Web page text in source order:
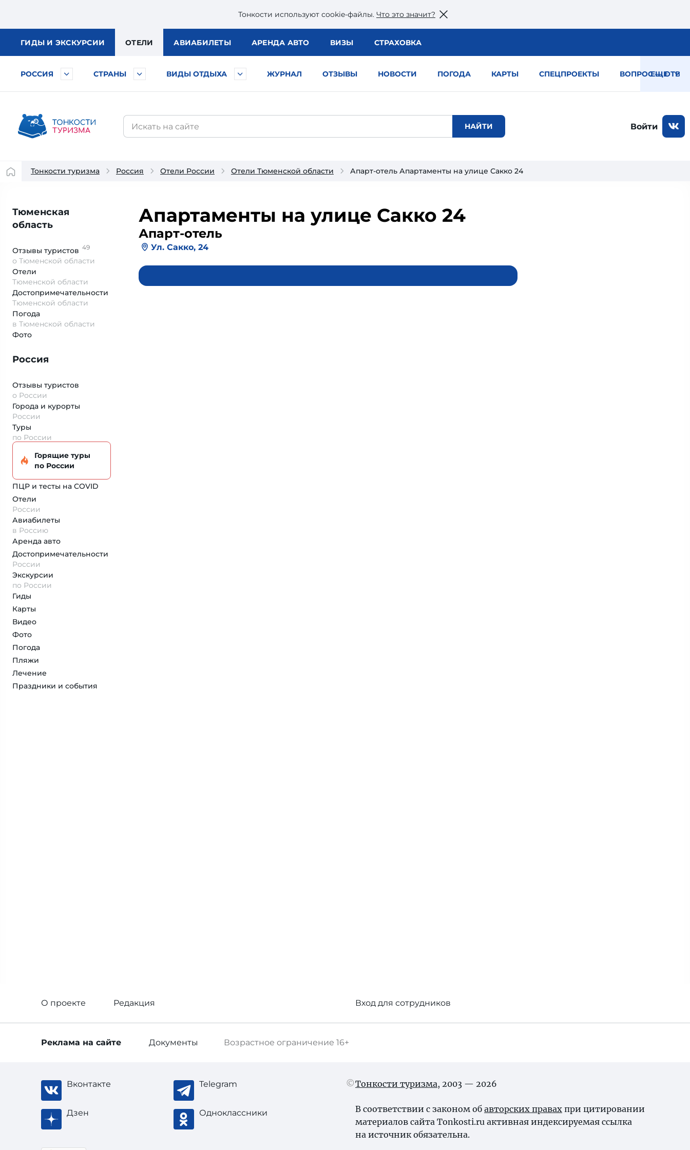
Тонкости используют сookie-файлы. Что это значит?
ГИДЫ И ЭКСКУРСИИ ОТЕЛИ АВИАБИЛЕТЫ АРЕНДА АВТО ВИЗЫ СТРАХОВКА
РОССИЯ СТРАНЫ ВИДЫ ОТДЫХА ЖУРНАЛ ОТЗЫВЫ НОВОСТИ ПОГОДА КАРТЫ СПЕЦПРОЕКТЫ ВОПРОС — ОТВЕТ
ЕЩЕ
Войти
Тонкости туризма Россия Отели России Отели Тюменской области Апарт-отель Апартаменты на улице Сакко 24
Тюменская
область
Отзывы туристов 49
о Тюменской области
Отели
Тюменской области
Достопримеча­тельности
Тюменской области
Погода
в Тюменской области
Фото
Россия
Отзывы туристов
о России
Города и курорты
России
Туры
по России
Горящие туры
по России
ПЦР и тесты на COVID
Отели
России
Авиабилеты
в Россию
Аренда авто
Достопримеча­тельности
России
Экскурсии
по России
Гиды
Карты
Видео
Фото
Погода
Пляжи
Лечение
Праздники и события
Апартаменты на улице Сакко 24
Апарт-отель
Ул. Сакко, 24
О проекте Редакция Вход для сотрудников
Возрастное ограничение 16+
Реклама на сайте Документы
Вконтакте Telegram
Дзен Одноклассники
Тонкости туризма, 2003 — 2026
В соответствии с законом об авторских правах при цитировании
материалов сайта Tonkosti.ru активная индексируемая ссылка
на источник обязательна.